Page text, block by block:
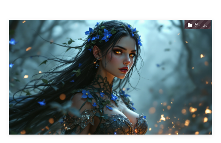
ゲーム